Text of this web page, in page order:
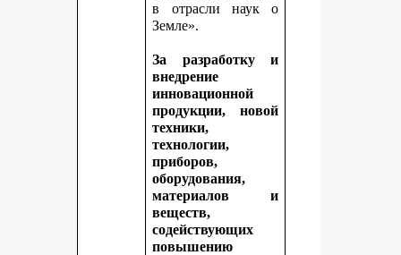
в отрасли наук о
Земле».
За разработку и
внедрение
инновационной
продукции, новой
техники,
технологии,
приборов,
оборудования,
материалов и
веществ,
содействующих
повышению